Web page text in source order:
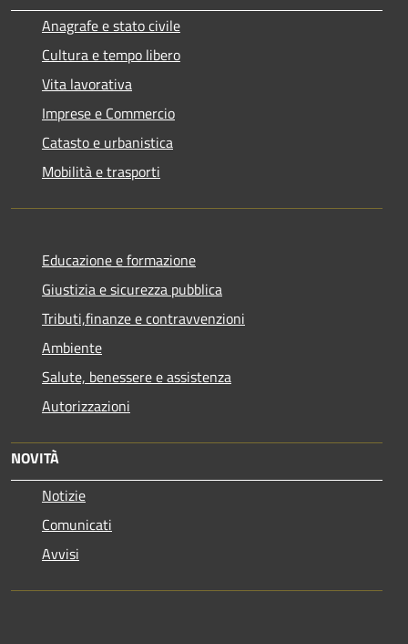
Anagrafe e stato civile
Cultura e tempo libero
Vita lavorativa
Imprese e Commercio
Catasto e urbanistica
Mobilità e trasporti
Educazione e formazione
Giustizia e sicurezza pubblica
Tributi,finanze e contravvenzioni
Ambiente
Salute, benessere e assistenza
Autorizzazioni
NOVITÀ
Notizie
Comunicati
Avvisi